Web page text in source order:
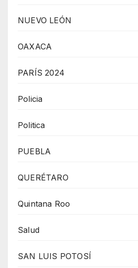
NUEVO LEÓN
OAXACA
PARÍS 2024
Policia
Politica
PUEBLA
QUERÉTARO
Quintana Roo
Salud
SAN LUIS POTOSÍ